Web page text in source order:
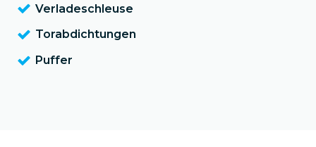
Verladeschleuse
Torabdichtungen
Puffer